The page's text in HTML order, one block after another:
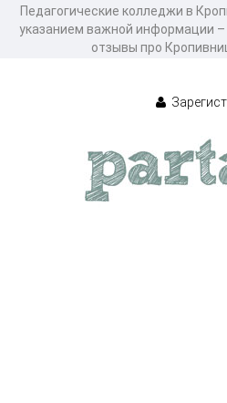
Педагогические колледжи в
указанием важной информации –
отзывы про